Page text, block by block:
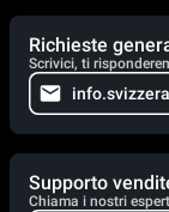
Richieste
Scrivici, ti
Supporto
Chiama i nostri